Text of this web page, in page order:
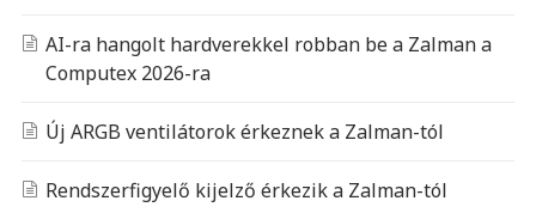
AI-ra hangolt hardverekkel robban be a Zalman a
Computex 2026-ra
Új ARGB ventilátorok érkeznek a Zalman-tól
Rendszerfigyelő kijelző érkezik a Zalman-tól